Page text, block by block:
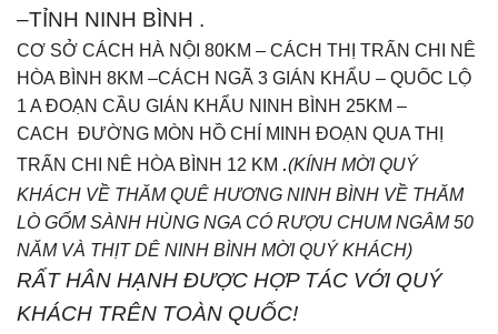
–TỈNH NINH BÌNH .
CƠ SỞ CÁCH HÀ NỘI 80KM – CÁCH THỊ TRẤN CHI NÊ
HÒA BÌNH 8KM –CÁCH NGÃ 3 GIÁN KHẨU – QUỐC LỘ
1 A ĐOẠN CẦU GIÁN KHẨU NINH BÌNH 25KM –
CACH ĐƯỜNG MÒN HỒ CHÍ MINH ĐOẠN QUA THỊ
TRẤN CHI NÊ HÒA BÌNH 12 KM .(KÍNH MỜI QUÝ
KHÁCH VỀ THĂM QUÊ HƯƠNG NINH BÌNH VỀ THĂM
LÒ GỐM SÀNH HÙNG NGA CÓ RƯỢU CHUM NGÂM 50
NĂM VÀ THỊT DÊ NINH BÌNH MỜI QUÝ KHÁCH)
RẤT HÂN HẠNH ĐƯỢC HỢP TÁC VỚI QUÝ
KHÁCH TRÊN TOÀN QUỐC!